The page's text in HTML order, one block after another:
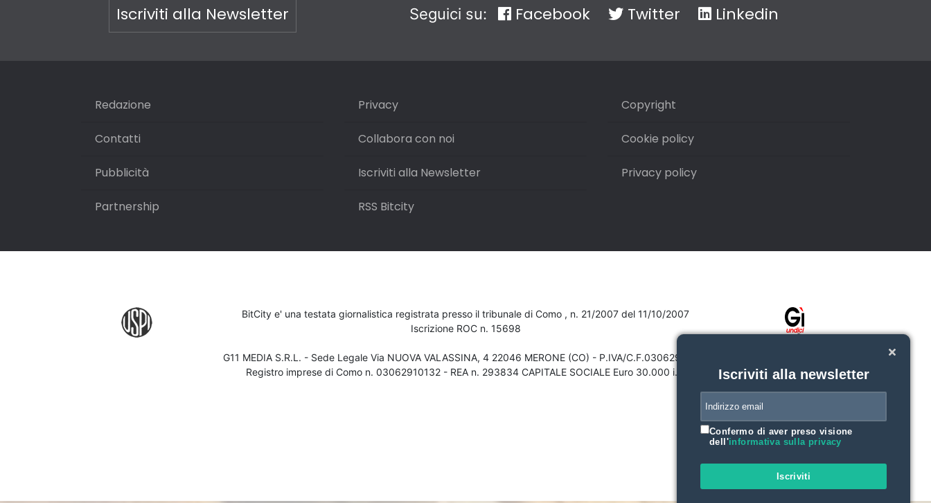
Iscriviti alla Newsletter Seguici su: Facebook Twitter Linkedin
Redazione
Contatti
Pubblicità
Partnership
Privacy
Collabora con noi
Iscriviti alla Newsletter
RSS Bitcity
Copyright
Cookie policy
Privacy policy
BitCity e' una testata giornalistica registrata presso il tribunale di Como , n. 21/2007 del 11/10/2007
Iscrizione ROC n. 15698
G11 MEDIA S.R.L. - Sede Legale Via NUOVA VALASSINA, 4 22046 MERONE (CO) - P.IVA/C.F.03062910132
Registro imprese di Como n. 03062910132 - REA n. 293834 CAPITALE SOCIALE Euro 30.000 i.v.
Iscriviti alla newsletter
Confermo di aver preso visione
dell'informativa sulla privacy
Iscriviti